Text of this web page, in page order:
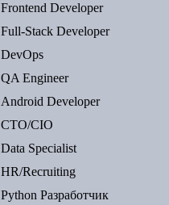
Frontend Developer
Full-Stack Developer
DevOps
QA Engineer
Android Developer
CTO/CIO
Data Specialist
HR/Recruiting
Python Разработчик